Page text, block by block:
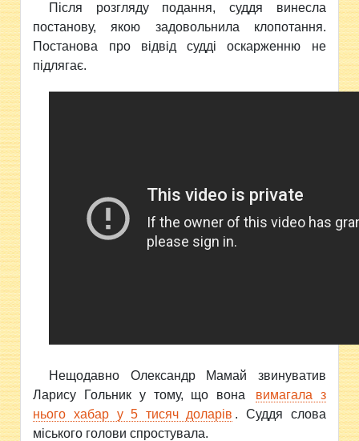
Після розгляду подання, суддя винесла
постанову, якою задовольнила клопотання.
Постанова про відвід судді оскарженню не
підлягає.
Нещодавно Олександр Мамай звинуватив
Ларису Гольник у тому, що вона
вимагала з
нього хабар у 5 тисяч доларів . Суддя слова
міського голови спростувала.